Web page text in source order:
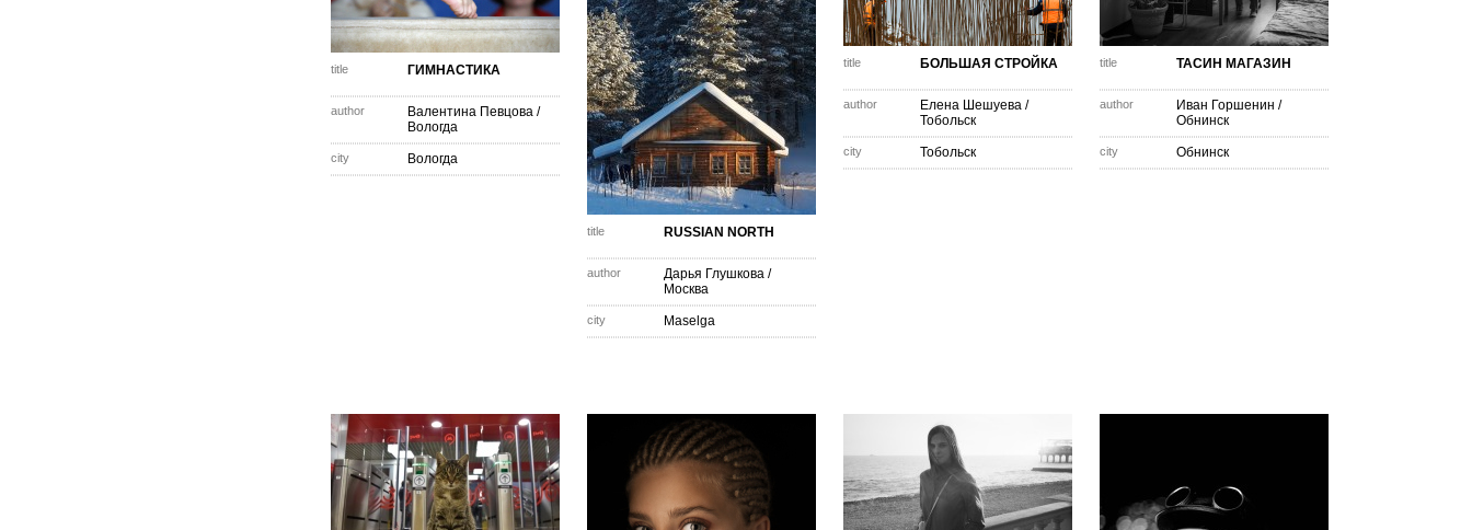
title ГИМНАСТИКА
author Валентина Певцова /
Вологда
city Вологда
title RUSSIAN NORTH
author Дарья Глушкова /
Москва
city Maselga
title БОЛЬШАЯ СТРОЙКА
author Елена Шешуева /
Тобольск
city Тобольск
title ТАСИН МАГАЗИН
author Иван Горшенин /
Обнинск
city Обнинск